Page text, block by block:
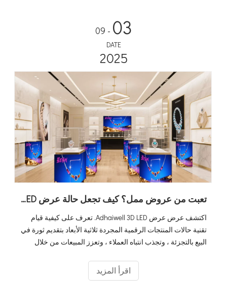
03
- 09
DATE
2025
تعبت من عروض ممل؟ كيف تجعل حالة عرض LED ثلاثية الأبعاد منتجاتك تبرز
اكتشف عرض عرض Adhaiwell 3D LED. تعرف على كيفية قيام
تقنية حالات المنتجات الرقمية المجردة ثلاثية الأبعاد بتقديم ثورة في
البيع بالتجزئة ، وتجذب انتباه العملاء ، وتعزز المبيعات من خلال
اقرأ المزيد